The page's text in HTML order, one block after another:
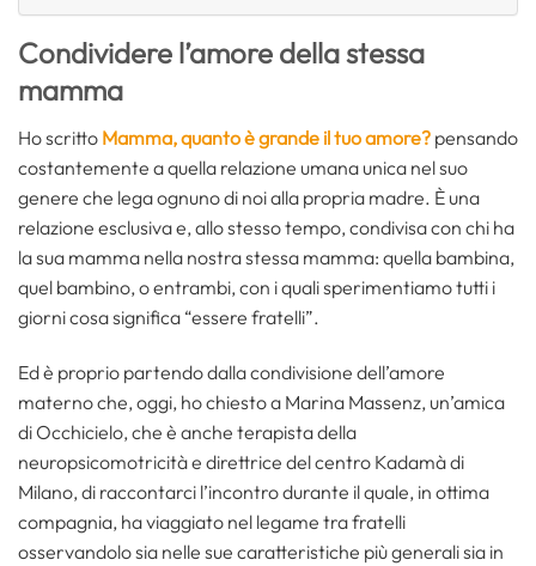
Condividere l’amore della stessa
mamma
Ho scritto Mamma, quanto è grande il tuo amore? pensando
costantemente a quella relazione umana unica nel suo
genere che lega ognuno di noi alla propria madre. È una
relazione esclusiva e, allo stesso tempo, condivisa con chi ha
la sua mamma nella nostra stessa mamma: quella bambina,
quel bambino, o entrambi, con i quali sperimentiamo tutti i
giorni cosa significa “essere fratelli”.
Ed è proprio partendo dalla condivisione dell’amore
materno che, oggi, ho chiesto a Marina Massenz, un’amica
di Occhicielo, che è anche terapista della
neuropsicomotricità e direttrice del centro Kadamà di
Milano, di raccontarci l’incontro durante il quale, in ottima
compagnia, ha viaggiato nel legame tra fratelli
osservandolo sia nelle sue caratteristiche più generali sia in